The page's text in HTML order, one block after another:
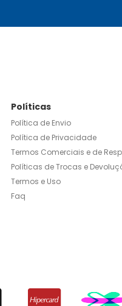
Políticas
Política de Envio
Política de Privacidade
Termos Comerciais e de
Políticas de Trocas e
Termos e Uso
Faq